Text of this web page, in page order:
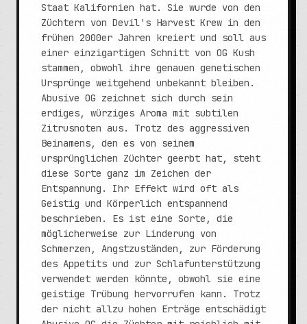
Staat Kalifornien hat. Sie wurde von den
Züchtern von Devil's Harvest Krew in den
frühen 2000er Jahren kreiert und soll aus
einer einzigartigen Schnitt von OG Kush
stammen, obwohl ihre genauen genetischen
Ursprünge weitgehend unbekannt bleiben.
Abusive OG zeichnet sich durch sein
erdiges, würziges Aroma mit subtilen
Zitrusnoten aus. Trotz des aggressiven
Beinamens, den es von seinem
ursprünglichen Züchter geerbt hat, steht
diese Sorte ganz im Zeichen der
Entspannung. Ihr Effekt wird oft als
Geistig und Körperlich entspannend
beschrieben. Es ist eine Sorte, die
möglicherweise zur Linderung von
Schmerzen, Angstzuständen, zur Förderung
des Appetits und zur Schlafunterstützung
verwendet werden könnte, obwohl sie eine
geistige Trübung hervorrufen kann. Trotz
der nicht allzu hohen Erträge entschädigt